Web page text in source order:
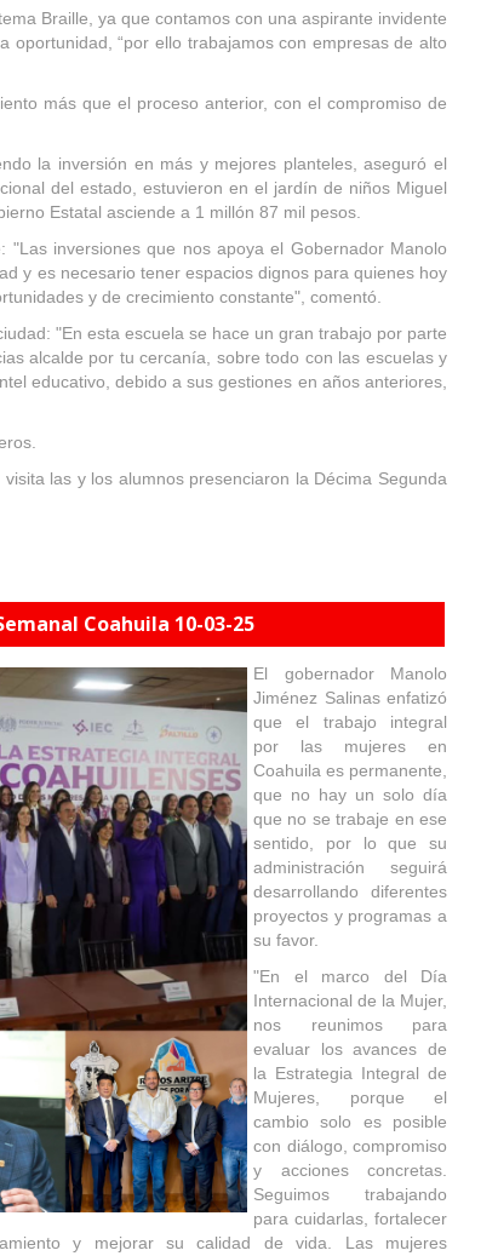
Braille, ya que contamos con una aspirante invidente
“por ello trabajamos con empresas de alto
más que el proceso anterior, con el compromiso de
la inversión en más y mejores planteles, aseguró el
del estado, estuvieron en el jardín de niños Miguel
Estatal asciende a 1 millón 87 mil pesos.
inversiones que nos apoya el Gobernador Manolo
y es necesario tener espacios dignos para quienes hoy
y de crecimiento constante", comentó.
"En esta escuela se hace un gran trabajo por parte
alcalde por tu cercanía, sobre todo con las escuelas y
educativo, debido a sus gestiones en años anteriores,
las y los alumnos presenciaron la Décima Segunda
Coahuila 10-03-25
El gobernador Manolo
Jiménez Salinas enfatizó
que el trabajo integral
por las mujeres en
Coahuila es permanente,
que no hay un solo día
que no se trabaje en ese
sentido, por lo que su
administración seguirá
desarrollando diferentes
proyectos y programas a
su favor.
"En el marco del Día
Internacional de la Mujer,
nos reunimos para
evaluar los avances de
la Estrategia Integral de
Mujeres, porque el
cambio solo es posible
con diálogo, compromiso
y acciones concretas.
Seguimos trabajando
para cuidarlas, fortalecer
y mejorar su calidad de vida. Las mujeres